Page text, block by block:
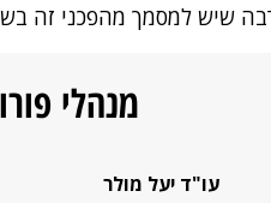
שיש למסמך מהפכני זה
מנהלי
עו"ד יעל מולר